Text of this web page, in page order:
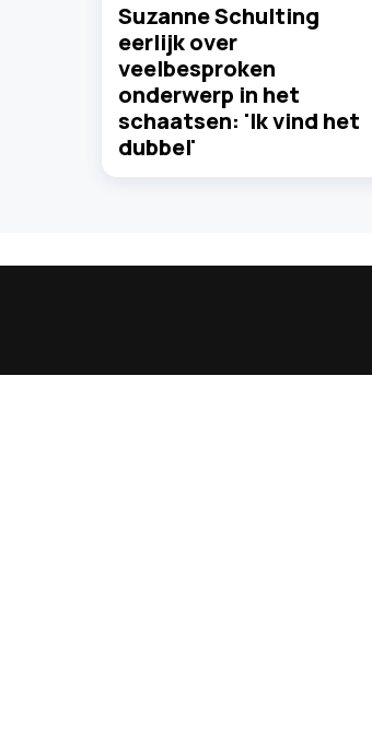
Suzanne Schulting
eerlijk over
veelbesproken
onderwerp in het
schaatsen: 'Ik vind het
dubbel'